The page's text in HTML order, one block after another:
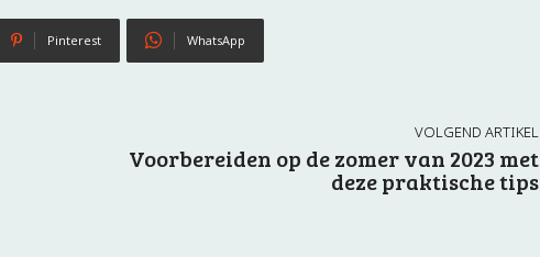
Pinterest WhatsApp
VOLGEND ARTIKEL
Voorbereiden op de zomer van 2023 met
deze praktische tips